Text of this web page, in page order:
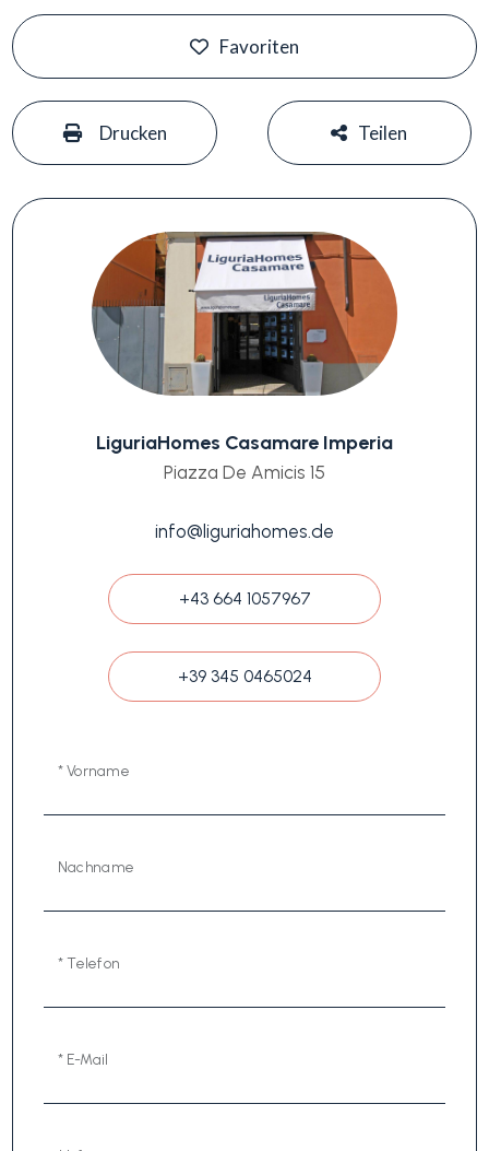
Favoriten
Drucken Teilen
LiguriaHomes Casamare Imperia
Piazza De Amicis 15
info@liguriahomes.de
+43 664 1057967
+39 345 0465024
* Vorname
Nachname
* Telefon
* E-Mail